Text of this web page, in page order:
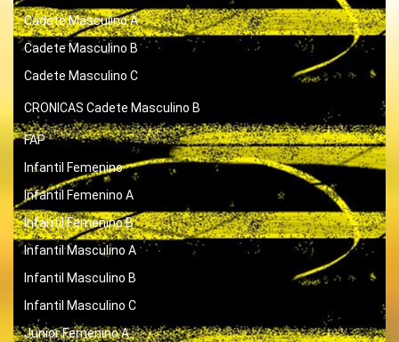
Cadete Masculino A
Cadete Masculino B
Cadete Masculino C
CRONICAS Cadete Masculino B
FAP
Infantil Femenino
Infantil Femenino A
Infantil Femenino B
Infantil Masculino A
Infantil Masculino B
Infantil Masculino C
Junior Femenino A